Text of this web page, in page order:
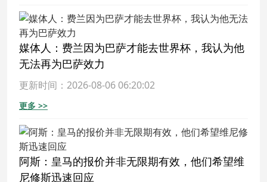
媒体人：费兰因为巴萨才能去世界杯，我认为他
无法再为巴萨效力
更新时间：2026-08-06 06:20:02
更多 >>
阿斯：皇马的报价并非无限期有效，他们希望维
尼修斯迅速回应